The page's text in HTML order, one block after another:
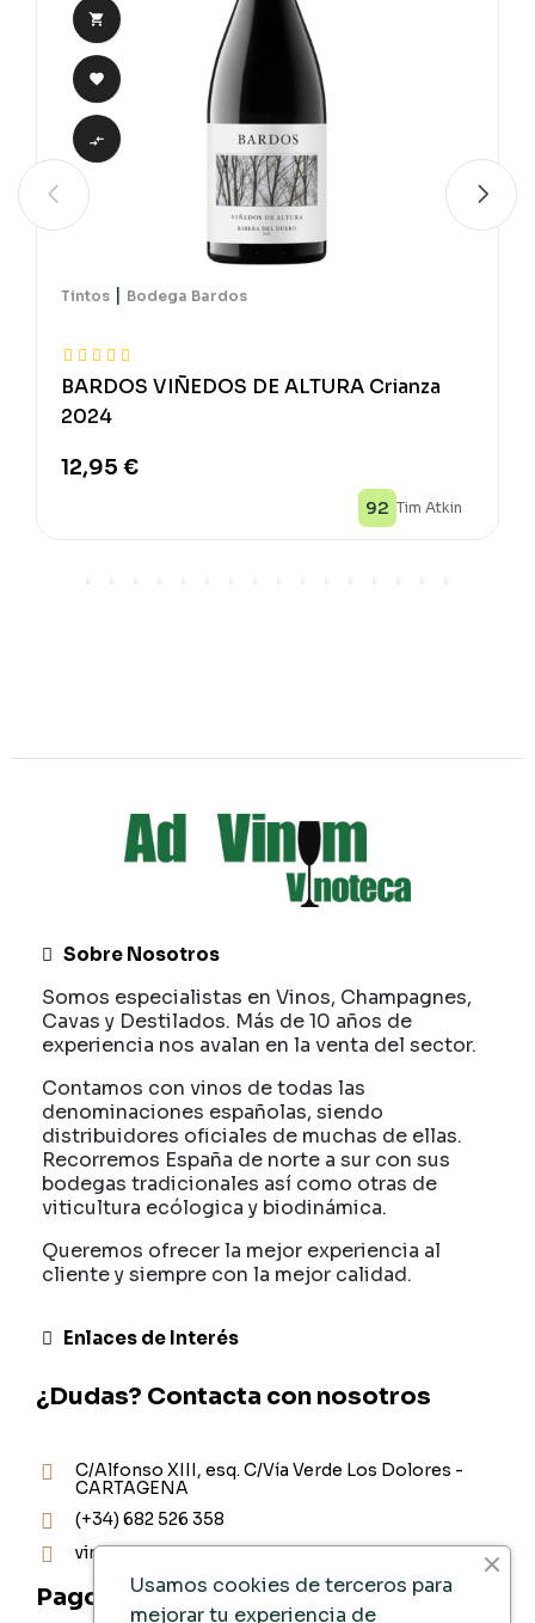
Tintos | Bodega Bardos



BARDOS VIÑEDOS DE ALTURA Crianza
2024
12,95 €
92 Tim Atkin
Sobre Nosotros
Somos especialistas en Vinos, Champagnes,
Cavas y Destilados. Más de 10 años de
experiencia nos avalan en la venta del sector.
Contamos con vinos de todas las
denominaciones españolas, siendo
distribuidores oficiales de muchas de ellas.
Recorremos España de norte a sur con sus
bodegas tradicionales así como otras de
viticultura ecólogica y biodinámica.
Queremos ofrecer la mejor experiencia al
cliente y siempre con la mejor calidad.
Enlaces de Interés
¿Dudas? Contacta con nosotros
C/Alfonso XIII, esq. C/Vía Verde Los Dolores -
CARTAGENA
(+34) 682 526 358
vinoteca@ad-vinum.es
Pago SeguroUsamos cookies de terceros para
mejorar tu experiencia de